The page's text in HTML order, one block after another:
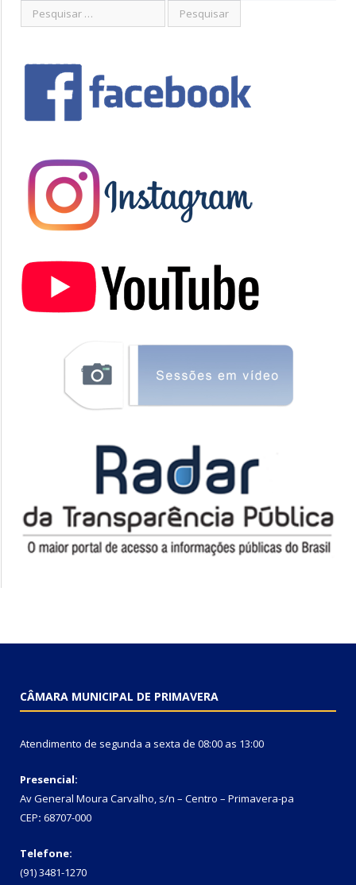
CÂMARA MUNICIPAL DE PRIMAVERA
Atendimento de segunda a sexta de 08:00 as 13:00
Presencial:
Av General Moura Carvalho, s/n – Centro – Primavera-pa
CEP: 68707-000
Telefone:
(91) 3481-1270